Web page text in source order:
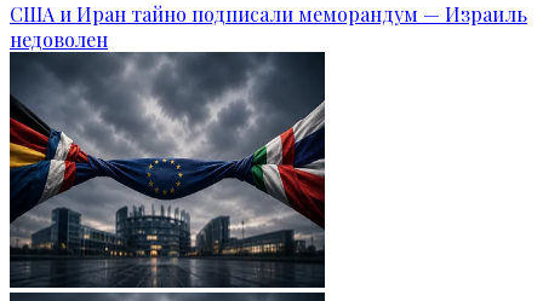
США и Иран тайно подписали меморандум — Израиль
недоволен